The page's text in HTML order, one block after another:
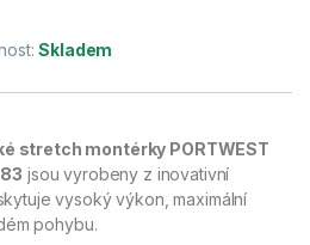
Skladem
stretch montérky PORTWEST
jsou vyrobeny z inovativní
vysoký výkon, maximální
pohybu.